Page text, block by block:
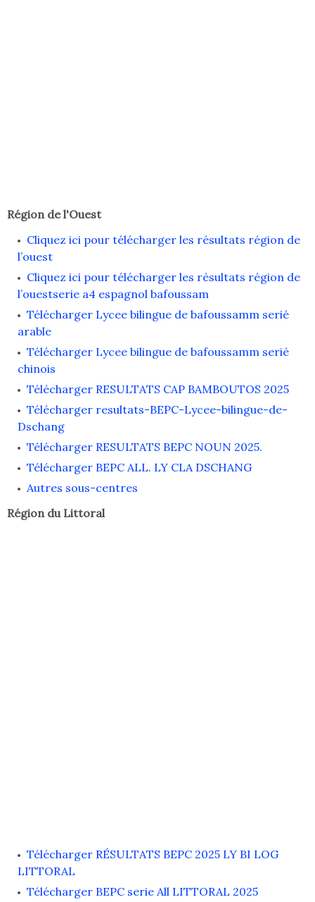
Région de l'Ouest
Cliquez ici pour télécharger les résultats région de
l’ouest
Cliquez ici pour télécharger les résultats région de
l’ouestserie a4 espagnol bafoussam
Télécharger Lycee bilingue de bafoussamm serié
arable
Télécharger Lycee bilingue de bafoussamm serié
chinois
Télécharger RESULTATS CAP BAMBOUTOS 2025
Télécharger resultats-BEPC-Lycee-bilingue-de-
Dschang
Télécharger RESULTATS BEPC NOUN 2025.
Télécharger BEPC ALL. LY CLA DSCHANG
Autres sous-centres
Région du Littoral
Télécharger RÉSULTATS BEPC 2025 LY BI LOG
LITTORAL
Télécharger BEPC serie All LITTORAL 2025